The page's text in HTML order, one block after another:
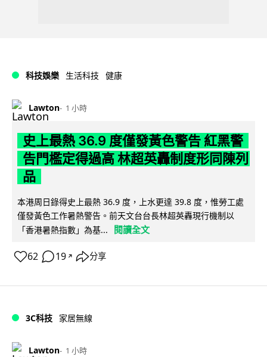
科技娛樂 生活科技 健康
Lawton 1 小時
史上最熱 36.9 度僅發黃色警告 紅黑警
告門檻定得過高 林超英轟制度形同陳列
品
本港周日錄得史上最熱 36.9 度，上水更達 39.8 度，惟勞工處
僅發黃色工作暑熱警告。前天文台台長林超英轟現行機制以
「香港暑熱指數」為基...
閱讀全文
62 19 ↗ 分享
3C科技 家居無線
Lawton 1 小時